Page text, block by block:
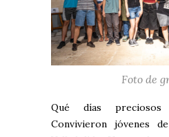
Foto de
Qué días
Convivieron jóvenes